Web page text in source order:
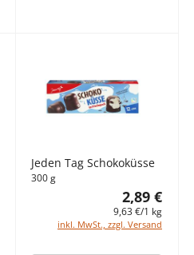
Jeden Tag Schokoküsse
300 g
2,89 €
9,63 €/1 kg
inkl. MwSt., zzgl. Versand